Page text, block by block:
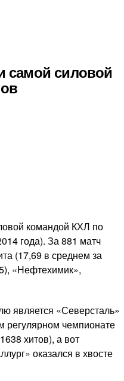
самой силовой
командой КХЛ по
года). За 881 матч
(17,69 в среднем за
«Нефтехимик»,
является «Северсталь»
чемпионате
хитов), а вот
оказался в хвосте